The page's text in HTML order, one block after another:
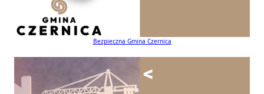
Bezpieczna Gmina Czernica